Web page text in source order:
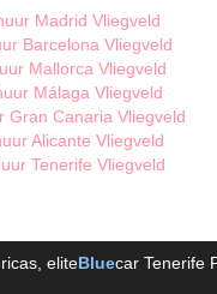
Madrid Vliegveld
Barcelona Vliegveld
Mallorca Vliegveld
Málaga Vliegveld
Gran Canaria Vliegveld
Alicante Vliegveld
Tenerife Vliegveld
, eliteBluecar Tenerife